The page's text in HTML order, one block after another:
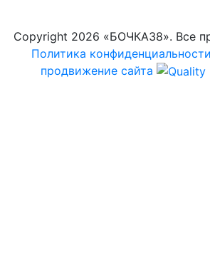
Copyright 2026 «БОЧКА38». Все
Политика конфиденциальности
продвижение сайта